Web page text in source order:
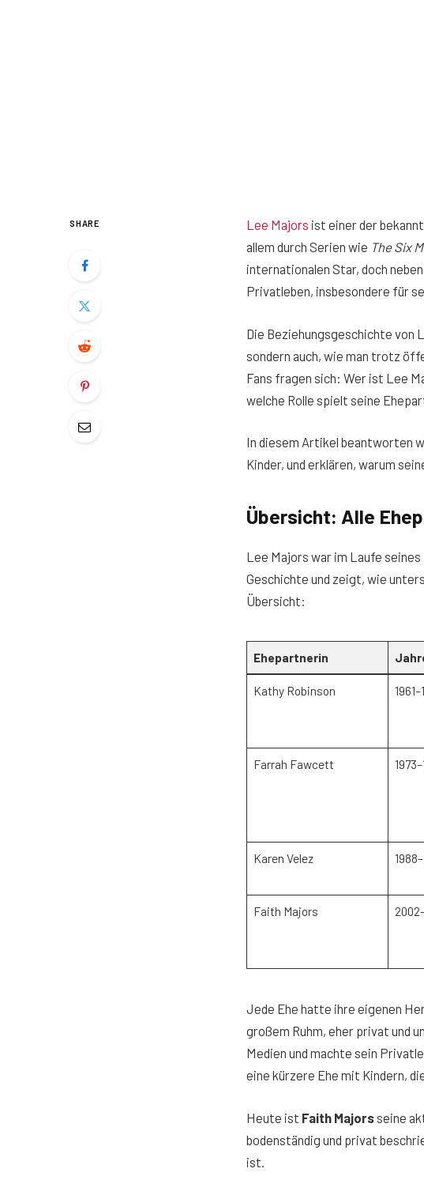
SHARE Lee Majors ist einer der
allem durch Serien wie The Six
internationalen Star, doch
Privatleben, insbesondere für
Die Beziehungsgeschichte von
sondern auch, wie man trotz
Fans fragen sich: Wer ist Lee
welche Rolle spielt seine
In diesem Artikel beantworten
Kinder, und erklären, warum
Übersicht: Alle
Lee Majors war im Laufe
Geschichte und zeigt, wie
Übersicht:
Ehepartnerin
Kathy Robinson
Farrah Fawcett
Karen Velez
Faith Majors
Jede Ehe hatte ihre eigenen
großem Ruhm, eher privat und
Medien und machte sein
eine kürzere Ehe mit Kindern,
Heute ist Faith Majorsseine
bodenständig und privat
ist.